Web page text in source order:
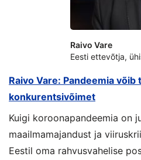
Raivo Vare: Pandeemia võib
konkurentsivõimet
Kuigi koroonapandeemia on
maailmamajandust ja
Eestil oma rahvusvahelise
Raivo Vare
Eesti ettevõtja,